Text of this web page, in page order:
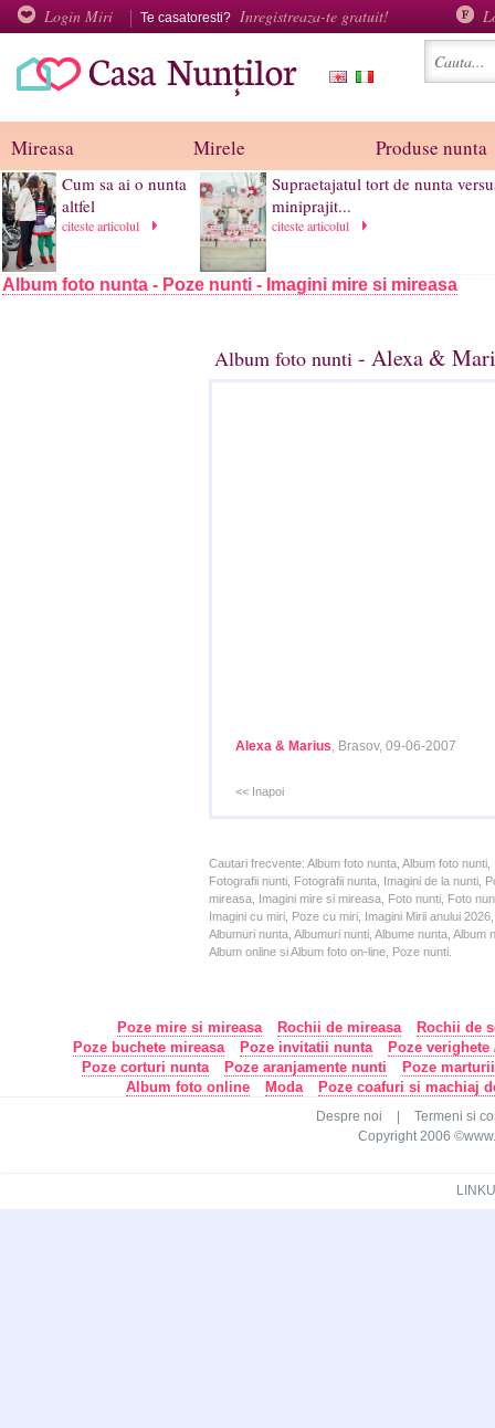
Login Miri Te casatoresti? Inregistreaza-te gratuit!
Mireasa Mirele Produse nunta
Cum sa ai o nunta
altfel
citeste articolul
Supraetajatul tort de nunta
miniprajit...
citeste articolul
Album foto nunta - Poze nunti - Imagini mire si mireasa
Album foto nunti - Alexa &
Alexa & Marius, Brasov, 09-06-2007
<< Inapoi
Cautari frecvente: Album foto nunta, Album foto
Fotografii nunti, Fotografii nunta, Imagini de la nunti,
mireasa, Imagini mire si mireasa, Foto nunti, Foto
Imagini cu miri, Poze cu miri, Imagini Mirii anului
Albumuri nunta, Albumuri nunti, Albume nunta,
Album online si Album foto on-line, Poze nunti.
Poze mire si mireasa Rochii de mireasa
Rochii de
Poze buchete mireasa
Poze invitatii nunta
Poze
Poze corturi nunta
Poze aranjamente nunti
Poze
Album foto online
Moda Poze coafuri si machiaj
Despre noi
Termeni si
Copyright 2006